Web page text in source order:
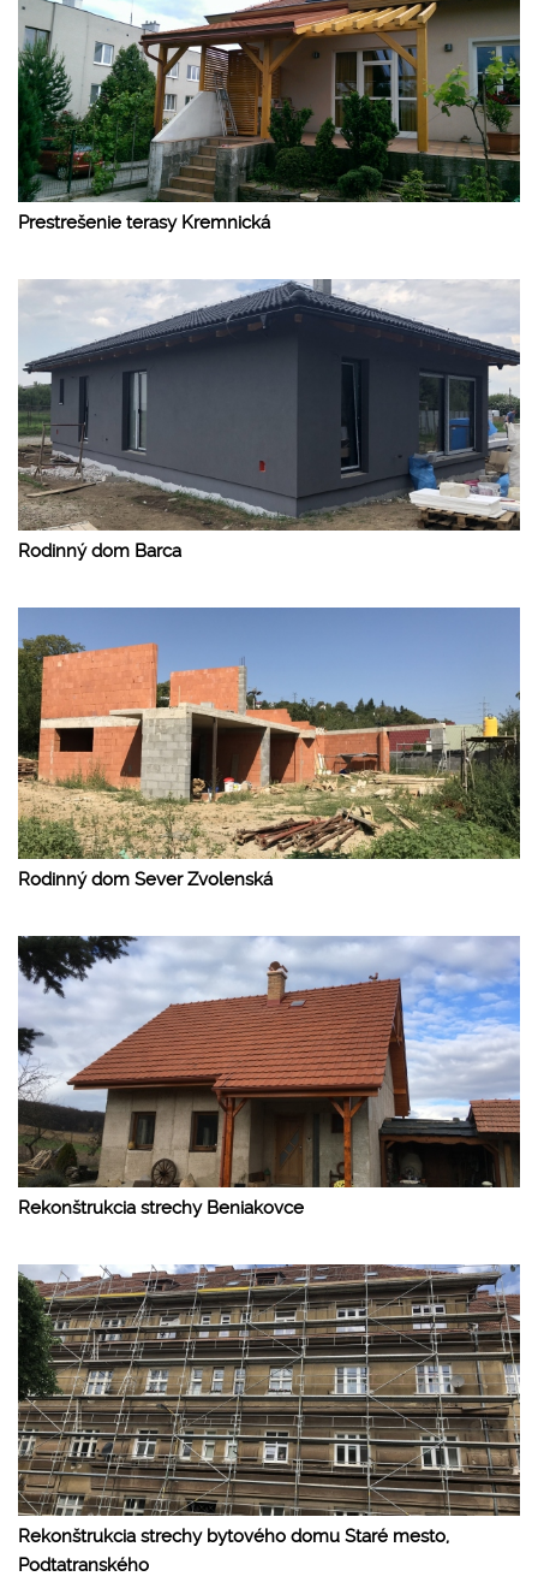
Prestrešenie terasy Kremnická
Rodinný dom Barca
Rodinný dom Sever Zvolenská
Rekonštrukcia strechy Beniakovce
Rekonštrukcia strechy bytového domu Staré mesto,
Podtatranského